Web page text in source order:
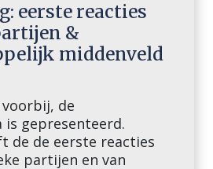
eerste reacties
&
middenveld
de
is gepresenteerd.
de de eerste reacties
partijen en van